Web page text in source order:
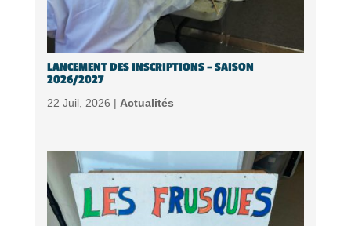
LANCEMENT DES INSCRIPTIONS – SAISON
2026/2027
22 Juil, 2026 | Actualités